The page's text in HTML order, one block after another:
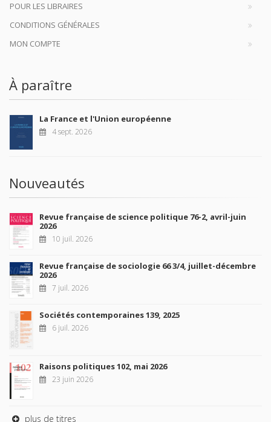
POUR LES LIBRAIRES
CONDITIONS GÉNÉRALES
MON COMPTE
À paraître
La France et l'Union européenne
4 sept. 2026
Nouveautés
Revue française de science politique 76-2, avril-juin
2026
10 juil. 2026
Revue française de sociologie 66 3/4, juillet-décembre
2026
7 juil. 2026
Sociétés contemporaines 139, 2025
6 juil. 2026
Raisons politiques 102, mai 2026
23 juin 2026
plus de titres